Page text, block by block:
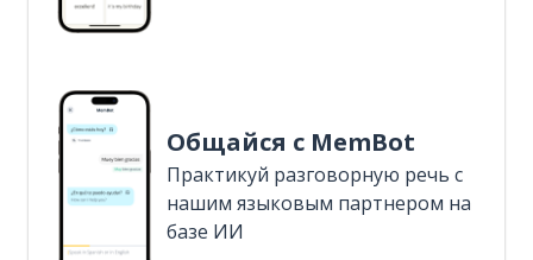
Общайся с MemBot
Практикуй разговорную речь с
нашим языковым партнером на
базе ИИ